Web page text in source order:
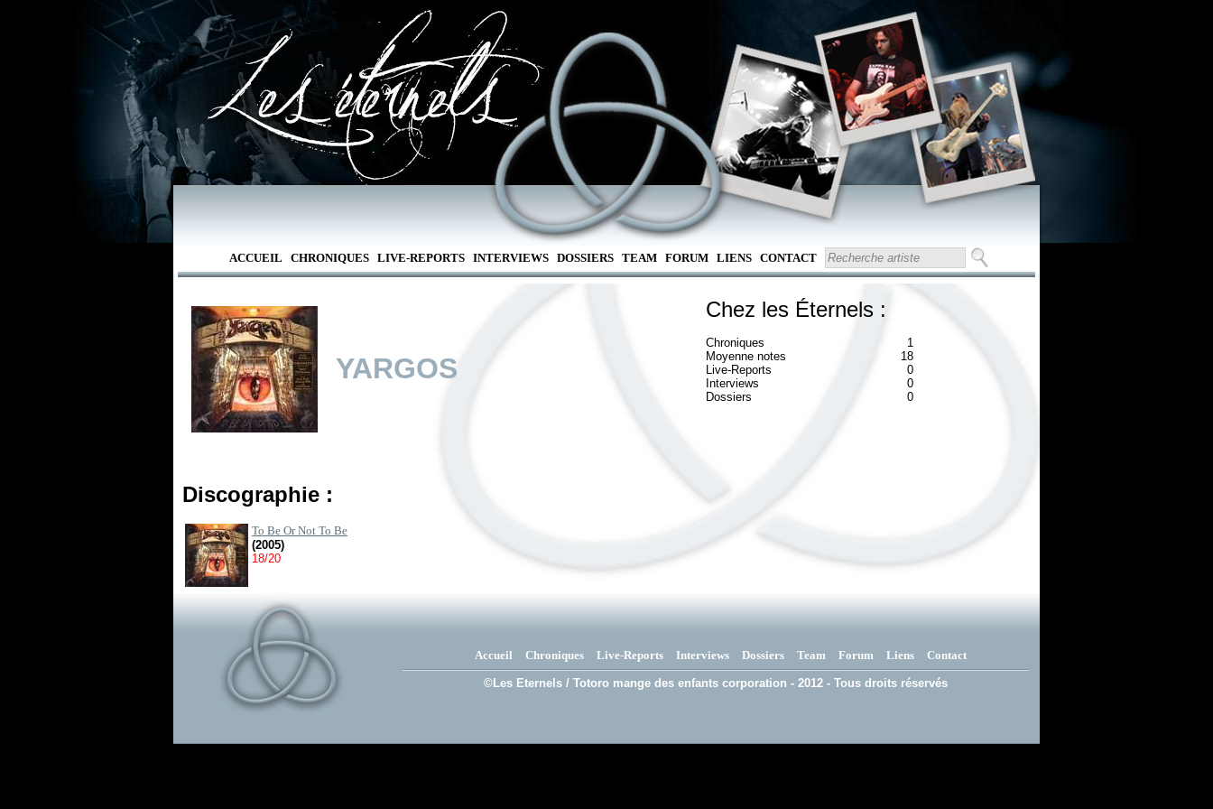
ACCUEIL CHRONIQUES LIVE-REPORTS INTERVIEWS DOSSIERS TEAM FORUM LIENS CONTACT
YARGOS
Chez les Éternels :
Chroniques
1
Moyenne notes
18
Live-Reports
0
Interviews
0
Dossiers
0
Discographie :
To Be Or Not To Be
(2005)
18/20
Accueil Chroniques Live-Reports Interviews Dossiers Team Forum Liens Contact
©Les Eternels / Totoro mange des enfants corporation - 2012 - Tous droits réservés